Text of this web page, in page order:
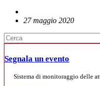
27 maggio 2020
Segnala un evento
Sistema di monitoraggio delle